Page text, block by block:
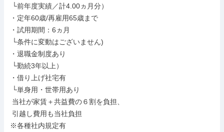
・定年60歳/再雇用65歳まで
・試用期間：6ヵ月
・退職金制度あり
・借り上げ社宅有
※各種社内規定有